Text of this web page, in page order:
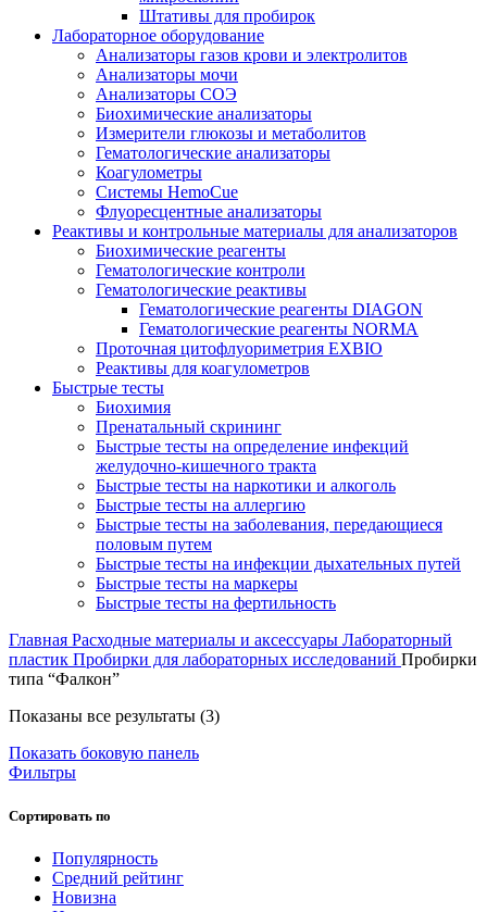
Штативы для пробирок
Лабораторное оборудование
Анализаторы газов крови и электролитов
Анализаторы мочи
Анализаторы СОЭ
Биохимические анализаторы
Измерители глюкозы и метаболитов
Гематологические анализаторы
Коагулометры
Системы HemoCue
Флуоресцентные анализаторы
Реактивы и контрольные материалы для анализаторов
Биохимические реагенты
Гематологические контроли
Гематологические реактивы
Гематологические реагенты DIAGON
Гематологические реагенты NORMA
Проточная цитофлуориметрия EXBIO
Реактивы для коагулометров
Быстрые тесты
Биохимия
Пренатальный скрининг
Быстрые тесты на определение инфекций
желудочно-кишечного тракта
Быстрые тесты на наркотики и алкоголь
Быстрые тесты на аллергию
Быстрые тесты на заболевания, передающиеся
половым путем
Быстрые тесты на инфекции дыхательных путей
Быстрые тесты на маркеры
Быстрые тесты на фертильность
Главная Расходные материалы и аксессуары Лабораторный
пластик Пробирки для лабораторных исследований Пробирки
типа “Фалкон”
Показаны все результаты (3)Сортировка:
Показать боковую панель
Фильтры
Сортировать по
Популярность
Средний рейтинг
Новизна